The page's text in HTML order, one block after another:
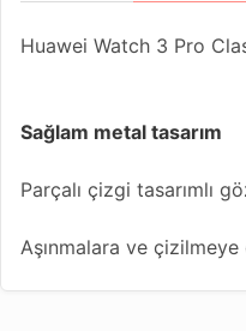
Huawei Watch 3 Pro
Sağlam metal tasarım
Parçalı çizgi tasarımlı
Aşınmalara ve çizilmeye